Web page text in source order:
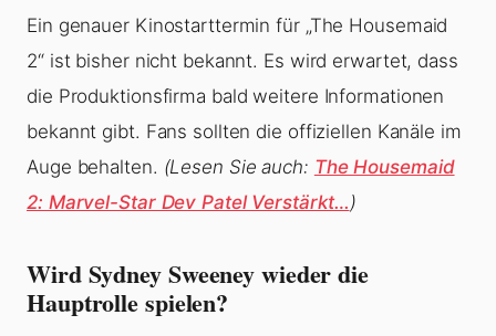
Ein genauer Kinostarttermin für „The Housemaid
2“ ist bisher nicht bekannt. Es wird erwartet, dass
die Produktionsfirma bald weitere Informationen
bekannt gibt. Fans sollten die offiziellen Kanäle im
Auge behalten. (Lesen Sie auch: The Housemaid
2: Marvel-Star Dev Patel Verstärkt…)
Wird Sydney Sweeney wieder die
Hauptrolle spielen?